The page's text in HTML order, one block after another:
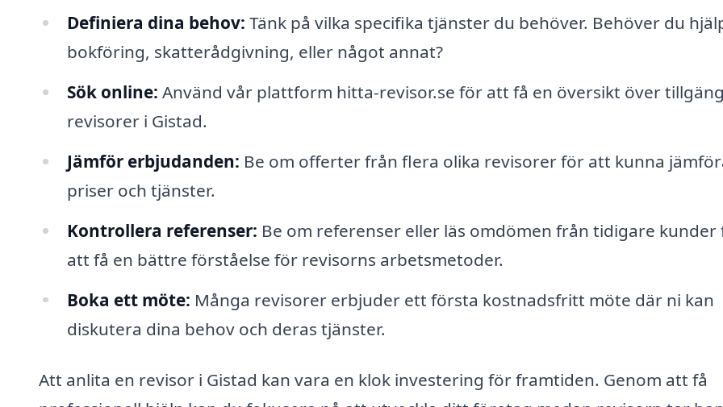
Definiera dina behov: Tänk på vilka specifika tjänster du behöver. Behöver du
bokföring, skatterådgivning, eller något annat?
Sök online: Använd vår plattform hitta-revisor.se för att få en översikt över
revisorer i Gistad.
Jämför erbjudanden: Be om offerter från flera olika revisorer för att kunna
priser och tjänster.
Kontrollera referenser: Be om referenser eller läs omdömen från tidigare kunder
att få en bättre förståelse för revisorns arbetsmetoder.
Boka ett möte: Många revisorer erbjuder ett första kostnadsfritt möte där ni kan
diskutera dina behov och deras tjänster.
Att anlita en revisor i Gistad kan vara en klok investering för framtiden. Genom att få